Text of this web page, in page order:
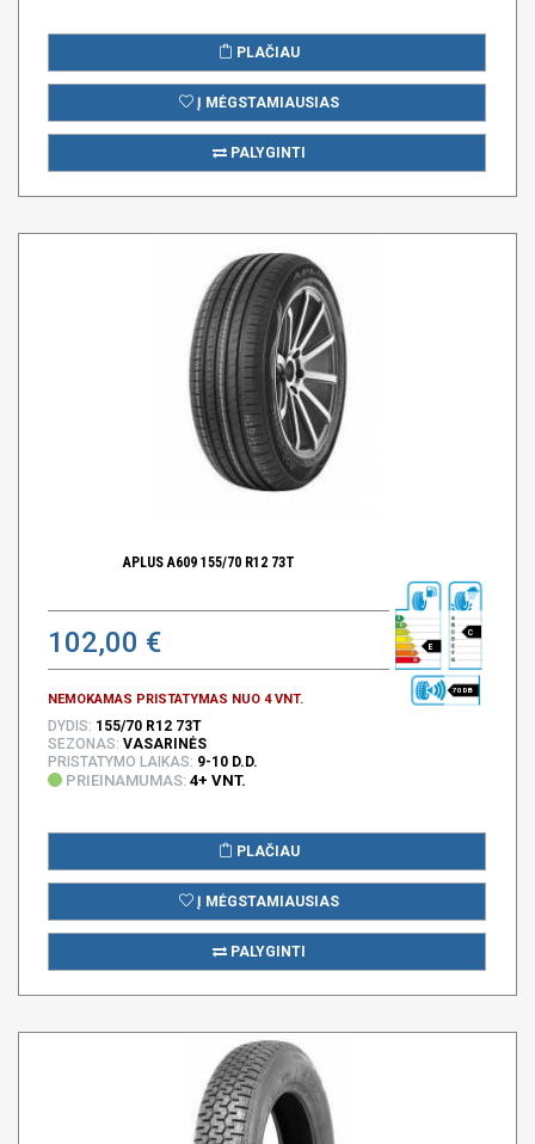
PLAČIAU
Į MĖGSTAMIAUSIAS
PALYGINTI
APLUS A609 155/70 R12 73T
102,00 €
NEMOKAMAS PRISTATYMAS NUO 4 VNT.
E
C
70 DB
DYDIS: 155/70 R12 73T
SEZONAS: VASARINĖS
PRISTATYMO LAIKAS: 9-10 D.D.
PRIEINAMUMAS: 4+ VNT.
PLAČIAU
Į MĖGSTAMIAUSIAS
PALYGINTI